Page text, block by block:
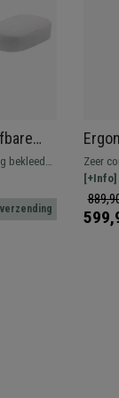
Leder
bekleed
en
Zeer
[+Info]